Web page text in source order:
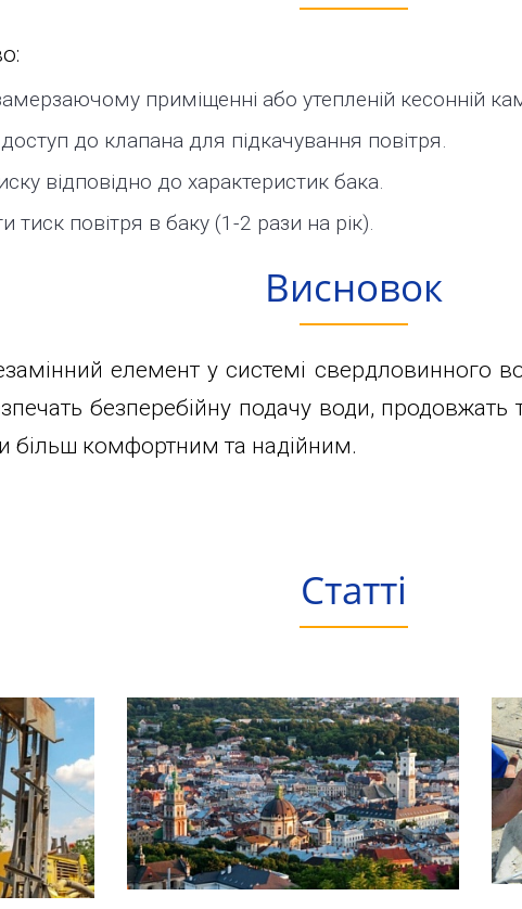
приміщенні або утепленій кесонній
до клапана для підкачування повітря.
відповідно до характеристик бака.
тиск повітря в баку (1-2 рази на рік).
Висновок
елемент у системі свердловинного
безперебійну подачу води,
більш комфортним та надійним.
Статті